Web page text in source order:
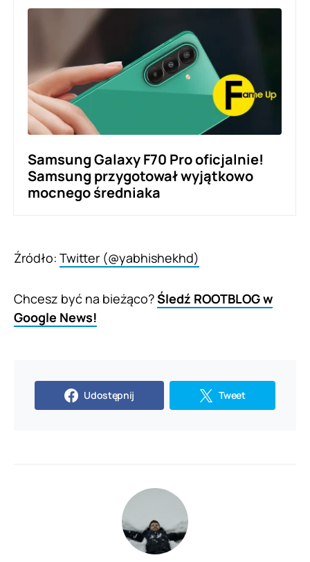
Samsung Galaxy F70 Pro oficjalnie!
Samsung przygotował wyjątkowo
mocnego średniaka
Źródło: Twitter (@yabhishekhd)
Chcesz być na bieżąco?Śledź ROOTBLOG w
Google News!
Udostępnij Tweet